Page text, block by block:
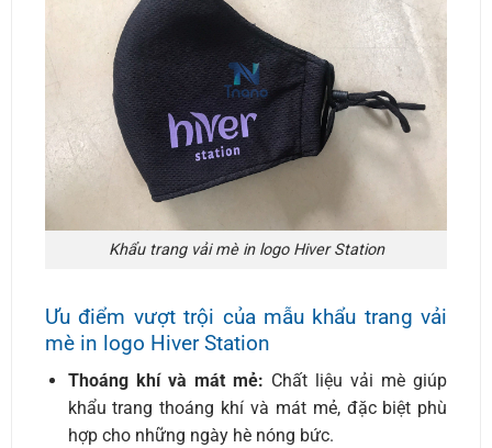
Khẩu trang vải mè in logo Hiver Station
Ưu điểm vượt trội của mẫu khẩu trang vải
mè in logo Hiver Station
Thoáng khí và mát mẻ: Chất liệu vải mè giúp
khẩu trang thoáng khí và mát mẻ, đặc biệt phù
hợp cho những ngày hè nóng bức.